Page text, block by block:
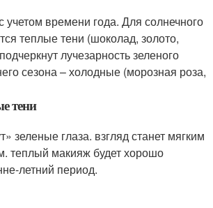
учетом времени года. Для солнечного
теплые тени (шоколад, золото,
лучезарность зеленого
сезона – холодные (морозная роза,
тени
зеленые глаза. взгляд станет мягким
теплый макияж будет хорошо
летний период.